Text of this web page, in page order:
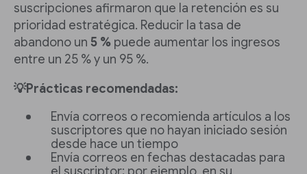
suscripciones afirmaron que la retención es su
prioridad estratégica. Reducir la tasa de
abandono un 5 % puede aumentar los ingresos
entre un 25 % y un 95 %.
💡Prácticas recomendadas:
Envía correos o recomienda artículos a los
suscriptores que no hayan iniciado sesión
desde hace un tiempo
Envía correos en fechas destacadas para